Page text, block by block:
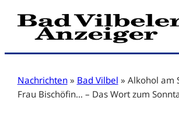
Zum
Inhalt
Nachrichten » Bad Vilbel » Alkohol am
Frau Bischöfin… – Das Wort zum